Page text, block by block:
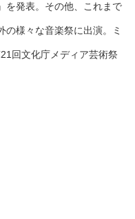
を発表。その他、これまで
の様々な音楽祭に出演。ミ
回文化庁メディア芸術祭